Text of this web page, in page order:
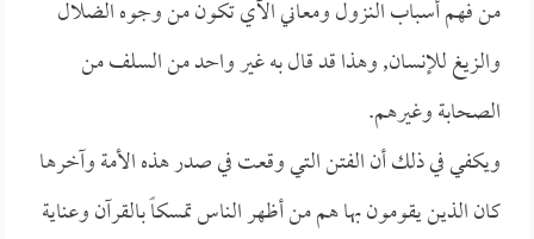
من فهم أسباب النزول ومعاني الآي تكون من وجوه الضلال
والزيغ للإنسان, وهذا قد قال به غير واحد من السلف من
الصحابة وغيرهم.
ويكفي في ذلك أن الفتن التي وقعت في صدر هذه الأمة وآخرها
كان الذين يقومون بها هم من أظهر الناس تمسكاً بالقرآن وعناية